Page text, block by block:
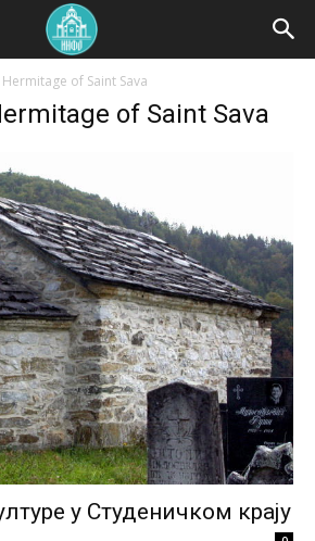
of Saint Sava
of Saint Sava
у Студеничком крају